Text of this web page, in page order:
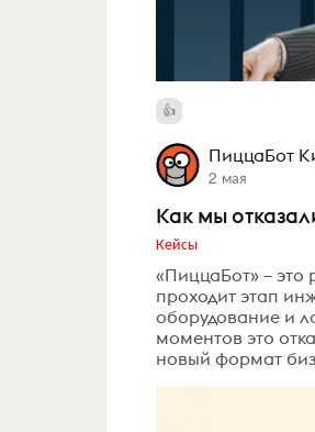
ПиццаБот
2 мая
Как мы
Кейсы
«ПиццаБот» –
проходит этап
оборудование и
моментов это
новый формат